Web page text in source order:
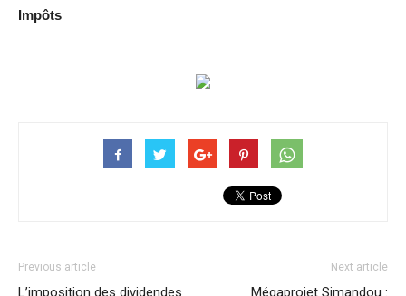
Impôts
Previous article
L’imposition des dividendes
Next article
Mégaprojet Simandou :